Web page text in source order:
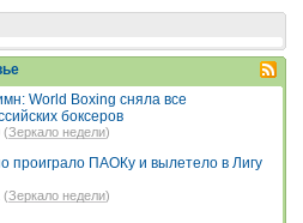
World Boxing сняла все
боксеров
(Зеркало недели)
проиграло ПАОКу и вылетело в Лигу
(Зеркало недели)